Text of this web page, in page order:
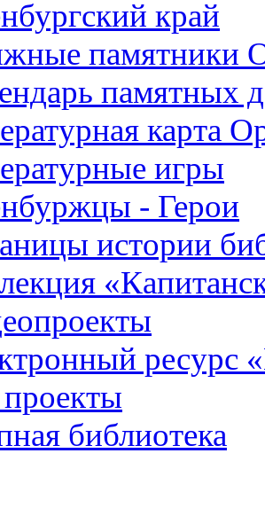
край
памятники
памятных
карта
игры
- Герои
истории
ресурс
библиотека